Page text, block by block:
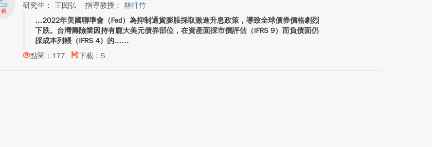
研究生： 王閔弘
指導教授： 林軒竹
2022年美國聯準會（Fed）為抑制通貨膨脹採取激進升息政策，導致全球債券價格劇烈
下跌。台灣壽險業因持有龐大美元債券部位，在資產面採市價評估（IFRS 9）而負債面仍
採成本列帳（IFRS 4）的...
點閱：177
下載：5